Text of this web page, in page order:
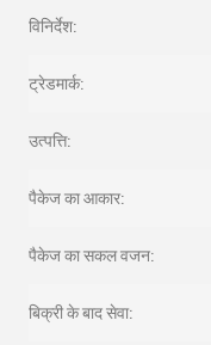
विनिर्देश:
ट्रेडमार्क:
उत्पत्ति:
पैकेज का आकार:
पैकेज का सकल वजन:
बिक्री के बाद सेवा: